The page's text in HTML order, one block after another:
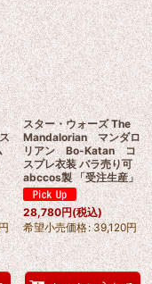
スター・ウォーズ The
Mandalorian マンダロ
リアン Bo-Katan コ
スプレ衣装 バラ売り可
abccos製 「受注生産」
28,780円(税込)
希望小売価格: 39,120円